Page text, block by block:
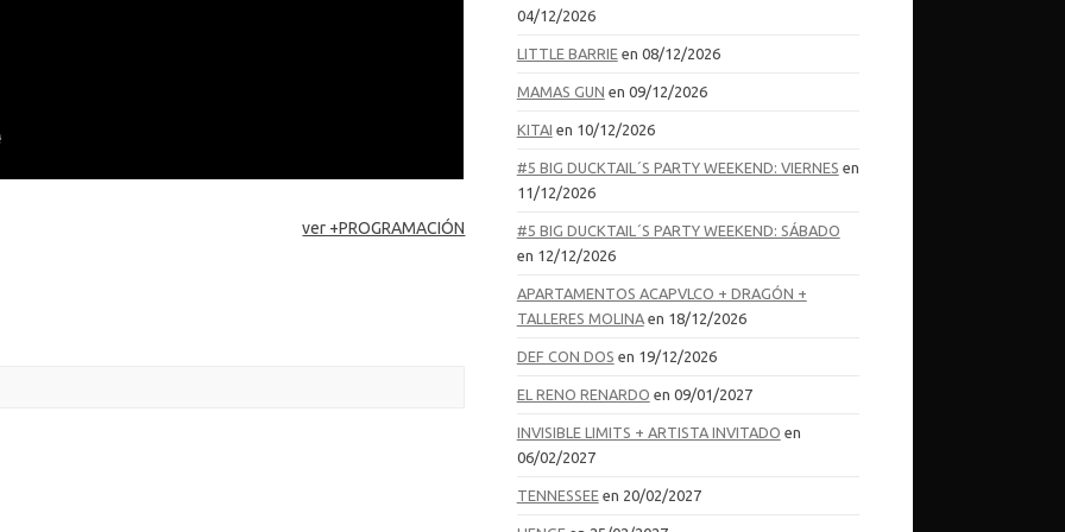
ver +PROGRAMACIÓN
04/12/2026
LITTLE BARRIEen 08/12/2026
MAMAS GUN en 09/12/2026
KITAI en 10/12/2026
#5 BIG DUCKTAIL´S PARTY WEEKEND: VIERNES en
11/12/2026
#5 BIG DUCKTAIL´S PARTY WEEKEND: SÁBADO
en 12/12/2026
APARTAMENTOS ACAPVLCO + DRAGÓN +
TALLERES MOLINAen 18/12/2026
DEF CON DOS en 19/12/2026
EL RENO RENARDO en 09/01/2027
INVISIBLE LIMITS + ARTISTA INVITADO en
06/02/2027
TENNESSEEen 20/02/2027